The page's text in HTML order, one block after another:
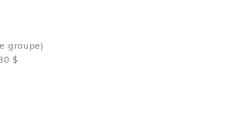
groupe)
$